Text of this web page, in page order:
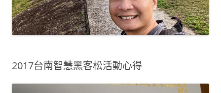
2017台南智慧黑客松活動心得